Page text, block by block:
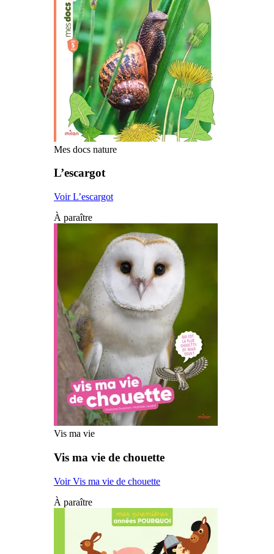
Mes docs nature
L’escargot
Voir L’escargot
À paraître
Vis ma vie
Vis ma vie de chouette
Voir Vis ma vie de chouette
À paraître